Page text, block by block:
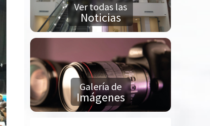
Ver todas las
Noticias
Galería de
Imágenes